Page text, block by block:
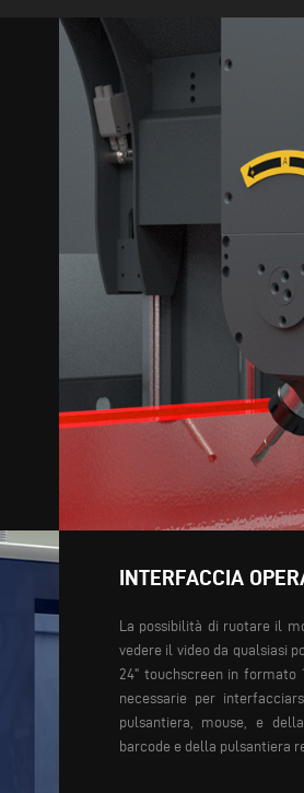
INTERFACCIA
La possibilità di ruotare il
vedere il video da qualsiasi
24" touchscreen in formato
necessarie per
pulsantiera, mouse, e
barcode e della pulsantiera